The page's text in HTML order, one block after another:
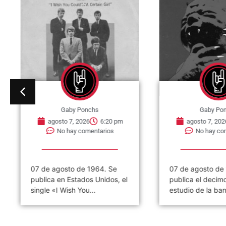
Gaby Ponchs
agosto 7, 2026
6:20 pm
No hay comentarios
07 de agosto de 1964. Se
publica en Estados Unidos, el
single «I Wish You...
Gaby
agosto 7,
No hay
07 de agosto de
publica el
estudio de la